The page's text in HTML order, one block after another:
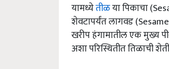
यामध्येतीळया पिकाचा
शेवटापर्यंत लागवड
खरीप हंगामातील एक मुख्य
अशा परिस्थितीत तिळाची